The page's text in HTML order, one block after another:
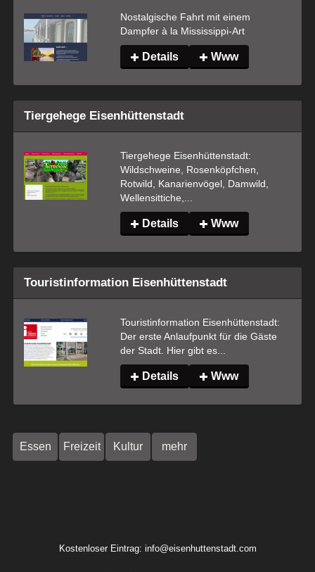
Nostalgische Fahrt mit einem
Dampfer à la Mississippi-Art
Details Www
Tiergehege Eisenhüttenstadt
Tiergehege Eisenhüttenstadt:
Wildschweine, Rosenköpfchen,
Rotwild, Kanarienvögel, Damwild,
Wellensittiche,...
Details Www
Touristinformation Eisenhüttenstadt
Touristinformation Eisenhüttenstadt:
Der erste Anlaufpunkt für die Gäste
der Stadt. Hier gibt es...
Details Www
Essen Freizeit Kultur mehr
Kostenloser Eintrag: info@eisenhuttenstadt.com